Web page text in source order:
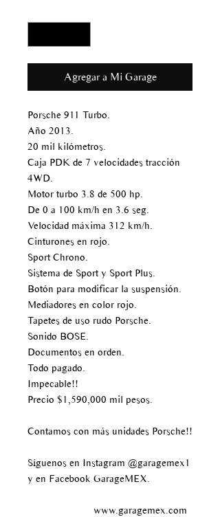
Agregar a Mi Garage
Porsche 911 Turbo.
Año 2013.
20 mil kilómetros.
Caja PDK de 7 velocidades tracción
4WD.
Motor turbo 3.8 de 500 hp.
De 0 a 100 km/h en 3.6 seg.
Velocidad máxima 312 km/h.
Cinturones en rojo.
Sport Chrono.
Sistema de Sport y Sport Plus.
Botón para modificar la suspensión.
Mediadores en color rojo.
Tapetes de uso rudo Porsche.
Sonido BOSE.
Documentos en orden.
Todo pagado.
Impecable!!
Precio $1,590,000 mil pesos.
Contamos con más unidades Porsche!!
Síguenos en Instagram @garagemex1
y en Facebook GarageMEX.
www.garagemex.com